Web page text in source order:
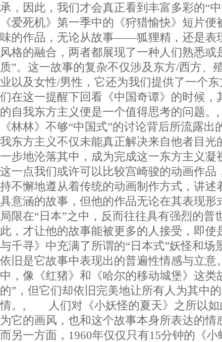
承，因此，我们才会真正看到丰富多彩的
《爱死机》第一季中的《狩猎愉快》短片
味的作品，无论从故事——狐狸精，还是
风格的融合，两者都展现了一种人们熟悉或
质”。这一故事的复杂不仅涉及东方/西方、
业以及女性/男性，它还为我们提供了一个
们在这一提醒下回看《中国奇谭》的时候，
的自我东方主义便是一个值得思考的问
《林林》不够“中国式”的讨论背后所流露
我东方主义不仅未能真正解决来自他者目光
一步地沦落其中，成为完成这一东方主
这一点我们或许可以比较宫崎骏的动画作品
持不懈地遵从着传统的动画制作方式，讲述
具意涵的故事，但他的作品无论在其表现形
局限在“日本”之中，反而往往具有强烈的普
此，才让他的故事能被更多的人接受，即使
与千寻》中充满了所谓的“日本式”妖怪和场
依旧是它故事中表现出的普遍性情感与立意
中，像《红猪》和《哈尔的移动城堡》这类
的”，但它们却依旧完美地让所有人为其中
情。, 人们对《小妖怪的夏天》之所以如
为它的画风，也和这个故事本身所表达的情
而另一方面，1960年仅仅只有15分钟的《